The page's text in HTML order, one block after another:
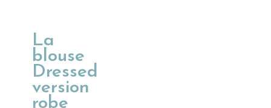
La
blouse
Dressed
version
robe